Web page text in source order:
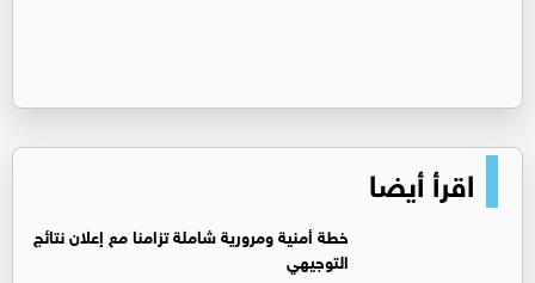
اقرأ أيضا
خطة أمنية ومرورية شاملة تزامنا مع إعلان نتائج
التوجيهي